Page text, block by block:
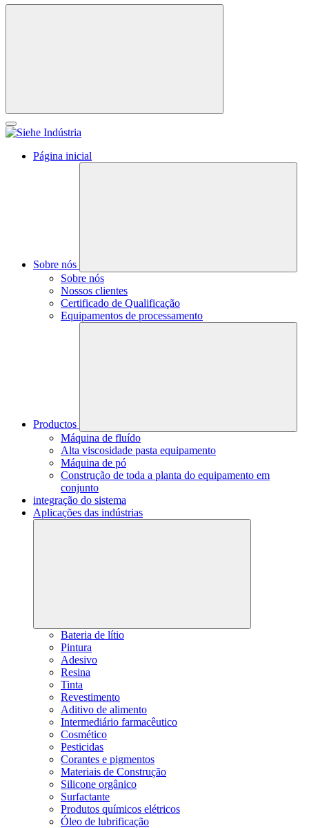
Página inicial
Sobre nós
Sobre nós
Nossos clientes
Certificado de Qualificação
Equipamentos de processamento
Productos
Máquina de fluído
Alta viscosidade pasta equipamento
Máquina de pó
Construção de toda a planta do equipamento em
conjunto
integração do sistema
Aplicações das indústrias
Bateria de lítio
Pintura
Adesivo
Resina
Tinta
Revestimento
Aditivo de alimento
Intermediário farmacêutico
Cosmético
Pesticidas
Corantes e pigmentos
Materiais de Construção
Silicone orgânico
Surfactante
Produtos químicos elétricos
Óleo de lubrificação